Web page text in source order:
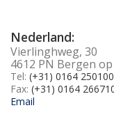
Nederland:
Vierlinghweg, 30
4612 PN Bergen
Tel: (+31) 0164 250100
Fax: (+31) 0164
Email